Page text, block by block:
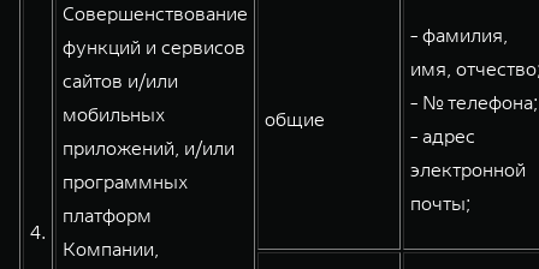
4.
Совершенствование
функций и сервисов
сайтов и/или
мобильных
приложений, и/или
программных
платформ
Компании,
общие
- фамилия,
имя,
- № телефона;
- адрес
электронной
почты;